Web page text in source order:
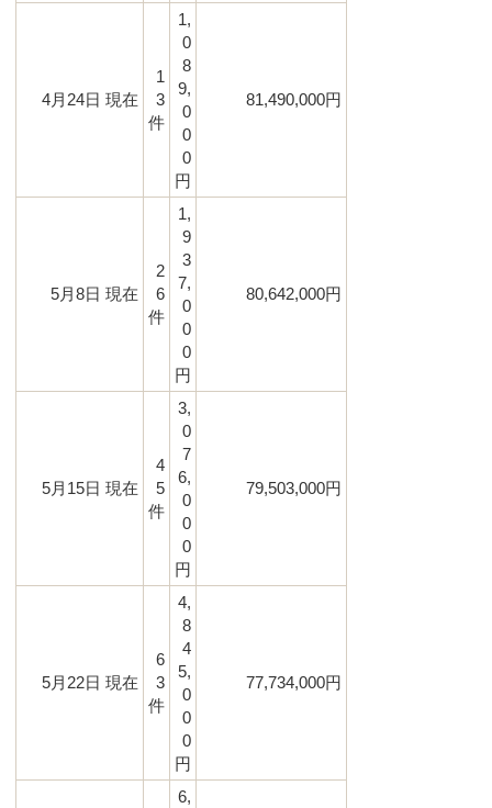
4月24日 現在
1
3
件
1,
0
8
9,
0
0
0
円
81,490,000円
5月8日 現在
2
6
件
1,
9
3
7,
0
0
0
円
80,642,000円
5月15日 現在
4
5
件
3,
0
7
6,
0
0
0
円
79,503,000円
5月22日 現在
6
3
件
4,
8
4
5,
0
0
0
円
77,734,000円
6,